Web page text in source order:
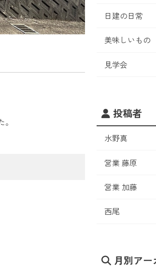
日建の日常
美味しいもの
見学会
投稿者
水野真
営業 藤原
営業 加藤
西尾
月別アー